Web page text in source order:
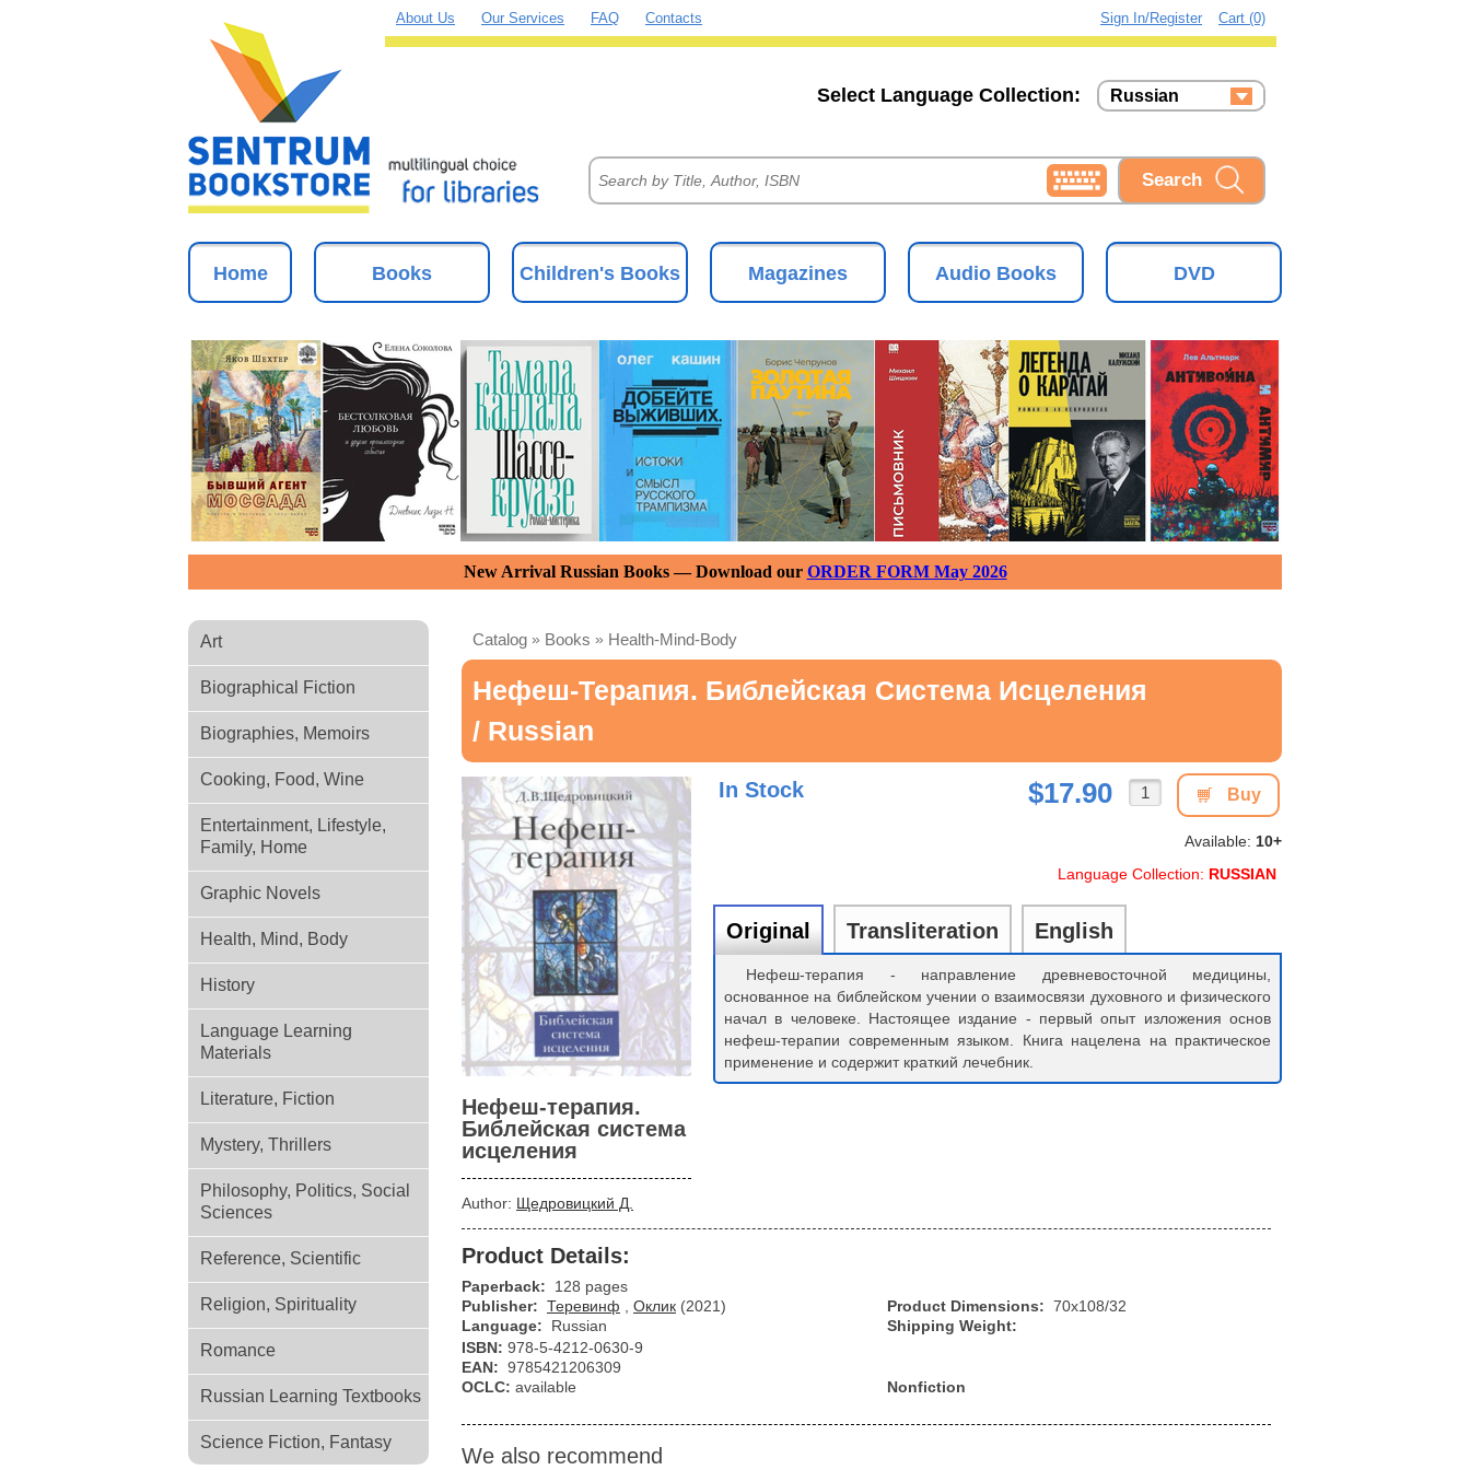
About Us Our Services FAQ Contacts Cart (0)
Sign In/Register
Russian
Ukrainian
Select Language Collection:
Home Books Children's Books Magazines Audio Books DVD
New Arrival Russian Books — Download our ORDER FORM May 2026
Art
Biographical Fiction
Biographies, Memoirs
Cooking, Food, Wine
Entertainment, Lifestyle,
Family, Home
Graphic Novels
Health, Mind, Body
History
Language Learning
Materials
Literature, Fiction
Mystery, Thrillers
Philosophy, Politics, Social
Sciences
Reference, Scientific
Religion, Spirituality
Romance
Russian Learning Textbooks
Science Fiction, Fantasy
Catalog » Books » Health-Mind-Body
Нефеш-Терапия. Библейская Система Исцеления
/ Russian
Нефеш-терапия.
Библейская система
исцеления
Author: Щедровицкий Д.
In Stock Buy
$17.90
Available: 10+
Language Collection: RUSSIAN
Original Transliteration English
Нефеш-терапия - направление древневосточной медицины,
основанное на библейском учении о взаимосвязи духовного и физического
начал в человеке. Настоящее издание - первый опыт изложения основ
нефеш-терапии современным языком. Книга нацелена на практическое
применение и содержит краткий лечебник.
Product Details:
Paperback:
128 pages
Publisher: Теревинф Оклик (2021)
Language:
Russian
Product Dimensions: 70x108/32
Shipping Weight:
ISBN: 978-5-4212-0630-9
EAN: 9785421206309
OCLC: available Nonfiction
We also recommend